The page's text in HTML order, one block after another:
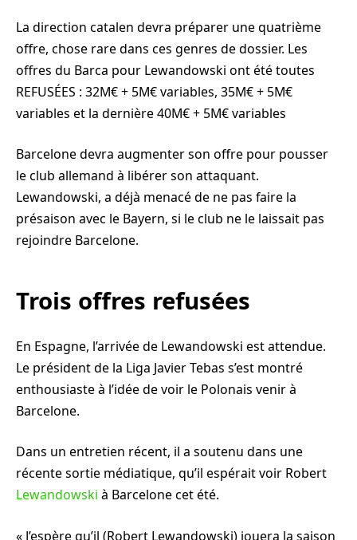
La direction catalen devra préparer une quatrième
offre, chose rare dans ces genres de dossier. Les
offres du Barca pour Lewandowski ont été toutes
REFUSÉES : 32M€ + 5M€ variables, 35M€ + 5M€
variables et la dernière 40M€ + 5M€ variables
Barcelone devra augmenter son offre pour pousser
le club allemand à libérer son attaquant.
Lewandowski, a déjà menacé de ne pas faire la
présaison avec le Bayern, si le club ne le laissait pas
rejoindre Barcelone.
Trois offres refusées
En Espagne, l’arrivée de Lewandowski est attendue.
Le président de la Liga Javier Tebas s’est montré
enthousiaste à l’idée de voir le Polonais venir à
Barcelone.
Dans un entretien récent, il a soutenu dans une
récente sortie médiatique, qu’il espérait voir Robert
Lewandowski à Barcelone cet été.
« J’espère qu’il (Robert Lewandowski) jouera la saison